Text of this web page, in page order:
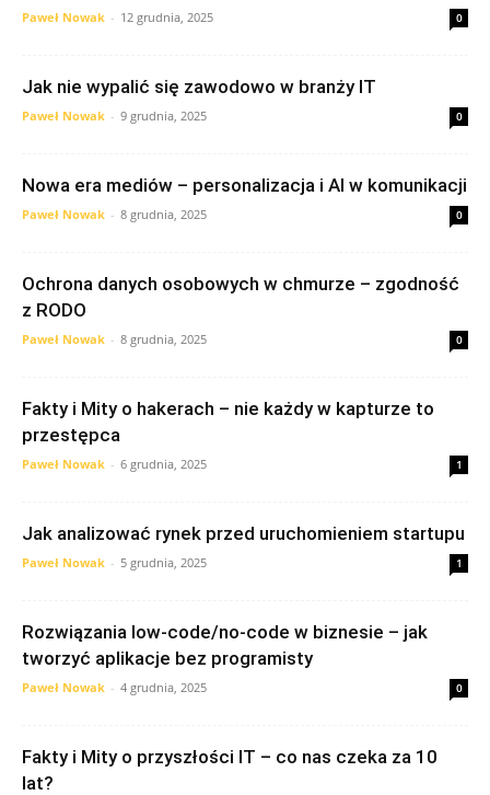
Paweł Nowak - 12 grudnia, 2025 0
Jak nie wypalić się zawodowo w branży IT
Paweł Nowak - 9 grudnia, 2025 0
Nowa era mediów – personalizacja i AI w komunikacji
Paweł Nowak - 8 grudnia, 2025 0
Ochrona danych osobowych w chmurze – zgodność
z RODO
Paweł Nowak - 8 grudnia, 2025 0
Fakty i Mity o hakerach – nie każdy w kapturze to
przestępca
Paweł Nowak - 6 grudnia, 2025 1
Jak analizować rynek przed uruchomieniem startupu
Paweł Nowak - 5 grudnia, 2025 1
Rozwiązania low-code/no-code w biznesie – jak
tworzyć aplikacje bez programisty
Paweł Nowak - 4 grudnia, 2025 0
Fakty i Mity o przyszłości IT – co nas czeka za 10
lat?